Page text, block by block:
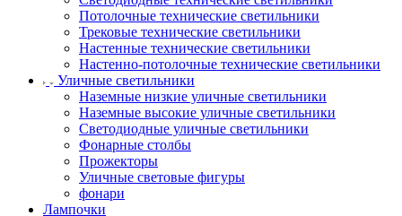
Потолочные технические светильники
Трековые технические светильники
Настенные технические светильники
Настенно-потолочные технические светильники
Уличные светильники
Наземные низкие уличные светильники
Наземные высокие уличные светильники
Светодиодные уличные светильники
Фонарные столбы
Прожекторы
Уличные световые фигуры
фонари
Лампочки